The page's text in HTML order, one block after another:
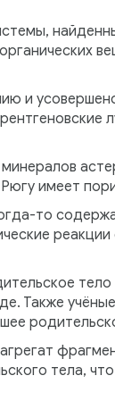
и
имеет
то
Также
тела,